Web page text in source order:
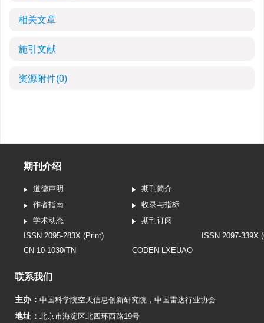
相关文章
施引文献
资源附件(0)
期刊介绍
道德声明
期刊简介
作者指南
收录与指标
学术动态
期刊订阅
ISSN 2095-283X (Print)
ISSN 2097-339X
CN 10-1030/TN
CODEN LXEUAO
联系我们
主办： 中国科学院空天信息创新研究院 ， 中国雷达行业协会
地址： 北京市海淀区北四环西路19号